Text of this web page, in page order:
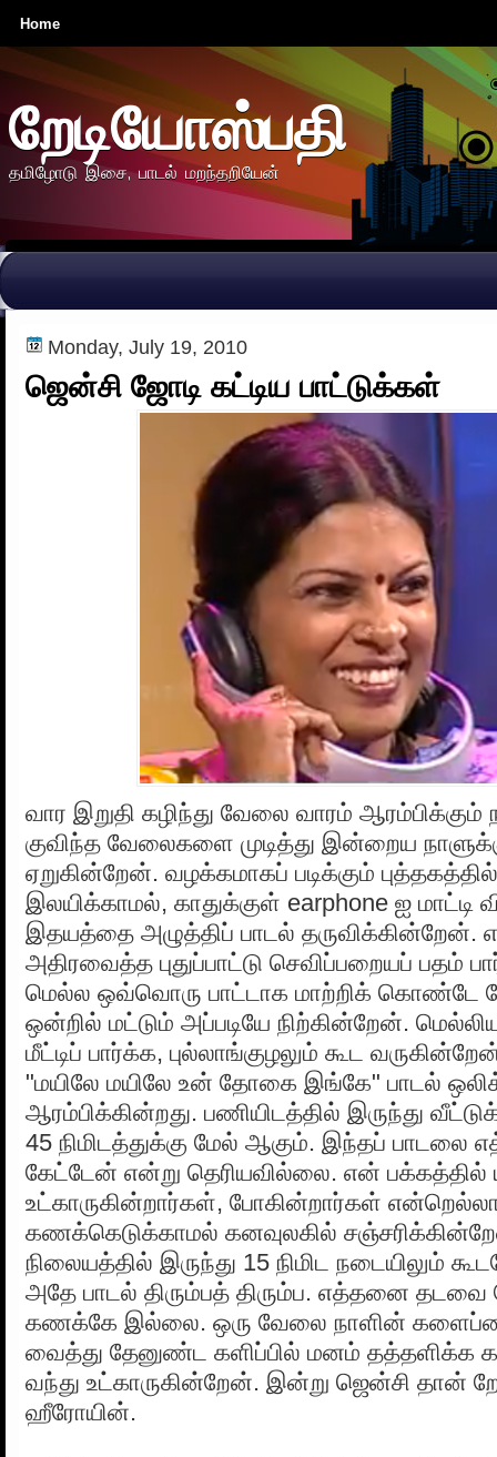
Home
றேடியோஸ்பதி
தமிழோடு இசை, பாடல் மறந்தறியேன்
Monday, July 19, 2010
ஜென்சி ஜோடி கட்டிய பாட்டுக்கள்
வார இறுதி கழிந்து வேலை வாரம்
குவிந்த வேலைகளை முடித்து இன்றைய நாளுக்கு
ஏறுகின்றேன். வழக்கமாகப் படிக்கும்
இலயிக்காமல், காதுக்குள் earphone ஐ மாட்டி
இதயத்தை அழுத்திப் பாடல் தருவிக்கின்றேன்.
அதிரவைத்த புதுப்பாட்டு செவிப்பறையப் பதம்
மெல்ல ஒவ்வொரு பாட்டாக மாற்றிக் கொண்டே
ஒன்றில் மட்டும் அப்படியே நிற்கின்றேன்.
மீட்டிப் பார்க்க, புல்லாங்குழலும் கூட
"மயிலே மயிலே உன் தோகை இங்கே" பாடல்
ஆரம்பிக்கின்றது. பணியிடத்தில் இருந்து
45 நிமிடத்துக்கு மேல் ஆகும். இந்தப்
கேட்டேன் என்று தெரியவில்லை. என் பக்கத்தில்
உட்காருகின்றார்கள், போகின்றார்கள்
கணக்கெடுக்காமல் கனவுலகில்
நிலையத்தில் இருந்து 15 நிமிட நடையிலும்
அதே பாடல் திரும்பத் திரும்ப. எத்தனை
கணக்கே இல்லை. ஒரு வேலை நாளின்
வைத்து தேனுண்ட களிப்பில் மனம் தத்தளிக்க
வந்து உட்காருகின்றேன். இன்று ஜென்சி தான்
ஹீரோயின்.